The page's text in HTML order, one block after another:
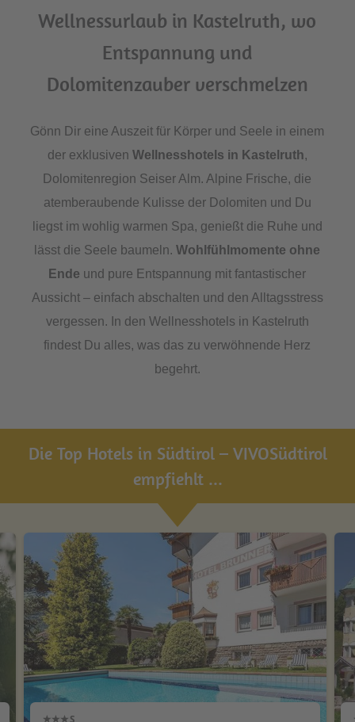
Wellnessurlaub in Kastelruth, wo
Entspannung und
Dolomitenzauber verschmelzen
Gönn Dir eine Auszeit für Körper und Seele in einem
der exklusiven Wellnesshotels in Kastelruth,
Dolomitenregion Seiser Alm. Alpine Frische, die
atemberaubende Kulisse der Dolomiten und Du
liegst im wohlig warmen Spa, genießt die Ruhe und
lässt die Seele baumeln.Wohlfühlmomente ohne
Ende und pure Entspannung mit fantastischer
Aussicht – einfach abschalten und den Alltagsstress
vergessen. In den Wellnesshotels in Kastelruth
findest Du alles, was das zu verwöhnende Herz
begehrt.
Die Top Hotels in Südtirol – VIVOSüdtirol
empfiehlt ...